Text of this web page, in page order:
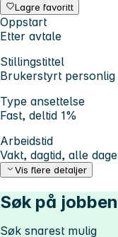
Lagre favoritt
Oppstart
Etter avtale
Stillingstittel
Brukerstyrt personlig
Type ansettelse
Fast, deltid 1%
Arbeidstid
Vakt, dagtid, alle
Vis flere detaljer
Søk på jobben
Søk snarest mulig